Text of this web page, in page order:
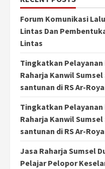
Forum Komunikasi
Lintas Dan
Lintas
Tingkatkan Pelayanan
Raharja Kanwil
santunan di RS Ar-
Tingkatkan Pelayanan
Raharja Kanwil
santunan di RS Ar-
Jasa Raharja Sumsel
Pelajar Pelopor